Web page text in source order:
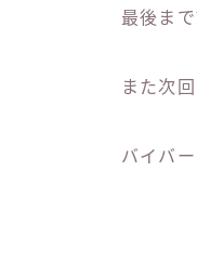
最後ま
また次
バイバ